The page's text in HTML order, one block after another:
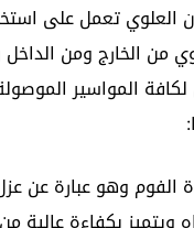
العلوي تعمل على
من الخارج ومن
المواسير
الفوم وهو عبارة عن